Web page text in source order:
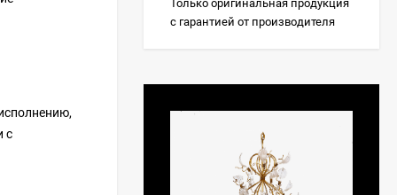
с
Только оригинальная продукция
с гарантией от производителя